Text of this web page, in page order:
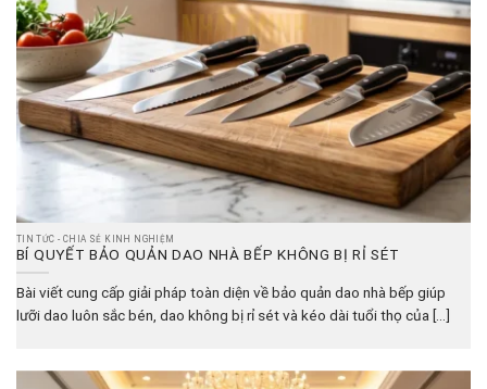
TIN TỨC - CHIA SẺ KINH NGHIỆM
BÍ QUYẾT BẢO QUẢN DAO NHÀ BẾP KHÔNG BỊ RỈ SÉT
Bài viết cung cấp giải pháp toàn diện về bảo quản dao nhà bếp giúp
lưỡi dao luôn sắc bén, dao không bị rỉ sét và kéo dài tuổi thọ của [...]